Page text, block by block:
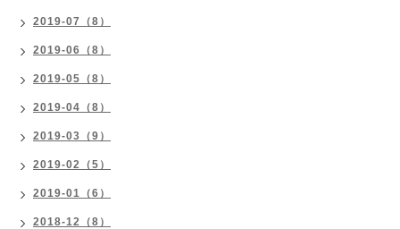
2019-07（8）
2019-06（8）
2019-05（8）
2019-04（8）
2019-03（9）
2019-02（5）
2019-01（6）
2018-12（8）